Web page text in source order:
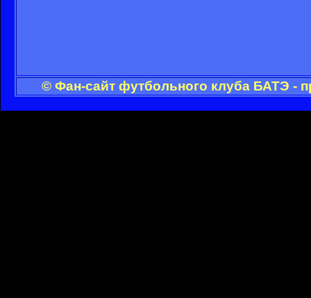
© Фан-сайт футбольного клуба БАТЭ -